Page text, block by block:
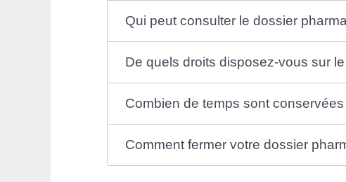
Qui peut consulter le dossier
De quels droits disposez-vous sur
Combien de temps sont
Comment fermer votre dossier